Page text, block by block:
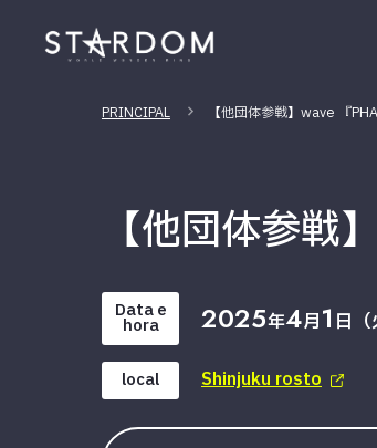
PRINCIPAL 【他団体参戦】wave 『
【他団体参
Data e
hora 2025年4月1 日（
local Shinjuku rosto